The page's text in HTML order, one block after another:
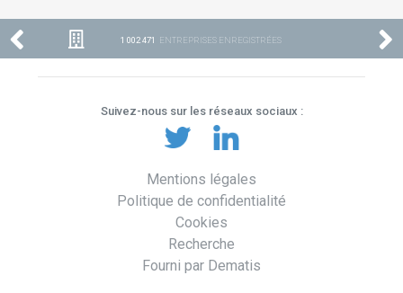
1 002 471 ENTREPRISES ENREGISTRÉES
Suivez-nous sur les réseaux sociaux :
Mentions légales
Politique de confidentialité
Cookies
Recherche
Fourni par Dematis